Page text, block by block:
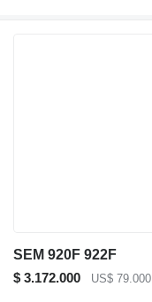
SEM 920F 922F
$ 3.172.000
US$ 79.000